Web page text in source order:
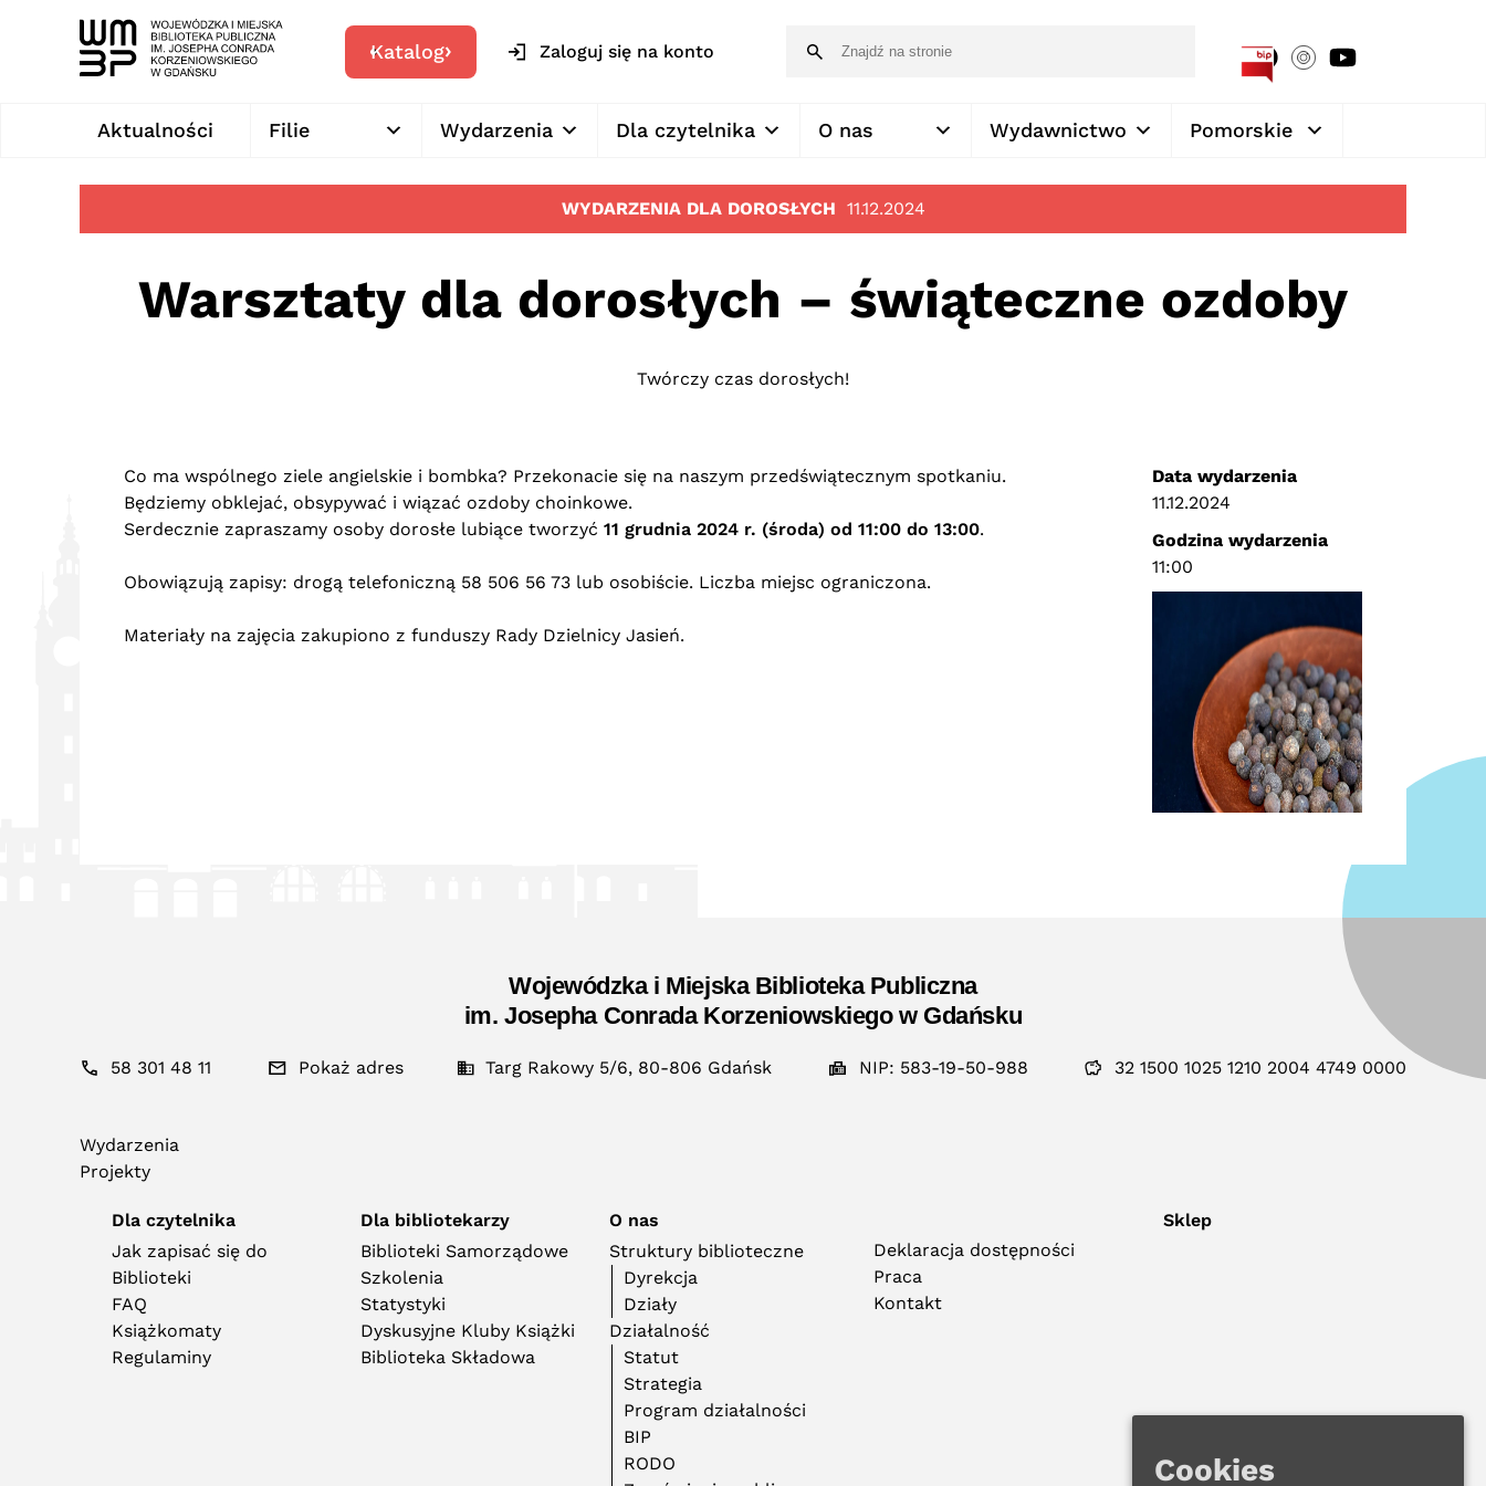
Katalog Zaloguj się na konto
Aktualności Filie Wydarzenia Dla czytelnika O nas Wydawnictwo Pomorskie
WYDARZENIA DLA DOROSŁYCH 11.12.2024
Warsztaty dla dorosłych – świąteczne ozdoby
Twórczy czas dorosłych!
Co ma wspólnego ziele angielskie i bombka? Przekonacie się na naszym przedświątecznym spotkaniu.
Będziemy obklejać, obsypywać i wiązać ozdoby choinkowe.
Serdecznie zapraszamy osoby dorosłe lubiące tworzyć 11 grudnia 2024 r. (środa) od 11:00 do 13:00.
Obowiązują zapisy: drogą telefoniczną 58 506 56 73 lub osobiście. Liczba miejsc ograniczona.
Materiały na zajęcia zakupiono z funduszy Rady Dzielnicy Jasień.
Data wydarzenia
11.12.2024
Godzina wydarzenia
11:00
Wojewódzka i Miejska Biblioteka Publiczna
im. Josepha Conrada Korzeniowskiego w Gdańsku
58 301 48 11 Pokaż adres Targ Rakowy 5/6, 80-806 Gdańsk NIP: 583-19-50-988 32 1500 1025 1210 2004 4749 0000
Wydarzenia
Projekty
Dla czytelnika
Jak zapisać się do
Biblioteki
FAQ
Książkomaty
Regulaminy
Dla bibliotekarzy
Biblioteki Samorządowe
Szkolenia
Statystyki
Dyskusyjne Kluby Książki
Biblioteka Składowa
O nas
Struktury biblioteczne
Dyrekcja
Działy
Działalność
Statut
Strategia
Program działalności
BIP
RODO
Deklaracja dostępności
Praca
Kontakt
Sklep
Cookies